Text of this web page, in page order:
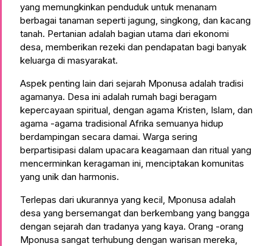
yang memungkinkan penduduk untuk menanam
berbagai tanaman seperti jagung, singkong, dan kacang
tanah. Pertanian adalah bagian utama dari ekonomi
desa, memberikan rezeki dan pendapatan bagi banyak
keluarga di masyarakat.
Aspek penting lain dari sejarah Mponusa adalah tradisi
agamanya. Desa ini adalah rumah bagi beragam
kepercayaan spiritual, dengan agama Kristen, Islam, dan
agama -agama tradisional Afrika semuanya hidup
berdampingan secara damai. Warga sering
berpartisipasi dalam upacara keagamaan dan ritual yang
mencerminkan keragaman ini, menciptakan komunitas
yang unik dan harmonis.
Terlepas dari ukurannya yang kecil, Mponusa adalah
desa yang bersemangat dan berkembang yang bangga
dengan sejarah dan tradanya yang kaya. Orang -orang
Mponusa sangat terhubung dengan warisan mereka,